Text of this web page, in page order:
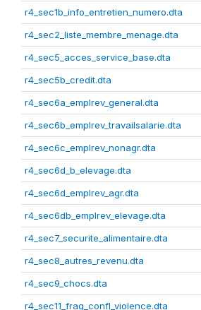
r4_sec1b_info_entretien_numero.dta
r4_sec2_liste_membre_menage.dta
r4_sec5_acces_service_base.dta
r4_sec5b_credit.dta
r4_sec6a_emplrev_general.dta
r4_sec6b_emplrev_travailsalarie.dta
r4_sec6c_emplrev_nonagr.dta
r4_sec6d_b_elevage.dta
r4_sec6d_emplrev_agr.dta
r4_sec6db_emplrev_elevage.dta
r4_sec7_securite_alimentaire.dta
r4_sec8_autres_revenu.dta
r4_sec9_chocs.dta
r4_sec11_frag_confl_violence.dta